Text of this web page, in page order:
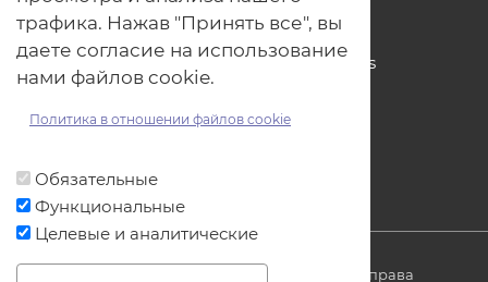
Общая политика обработки
персональных данных
Политика обработки файлов Cookies
Политика обработки персональных
данных для мероприятий
© ОДО «Точно-вовремя» 2007-2026. Все права
трафика. Нажав "Принять все", вы
даете согласие на использование
нами файлов cookie.
Политика в отношении файлов cookie
Обязательные
Функциональные
Целевые и аналитические